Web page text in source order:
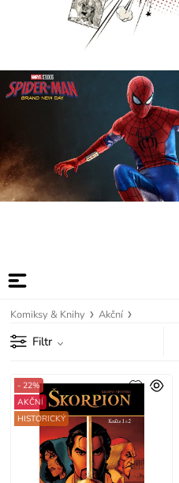
Komiksy & Knihy Akční
Filtr
- 22%
AKČNÍ
HISTORICKÝ